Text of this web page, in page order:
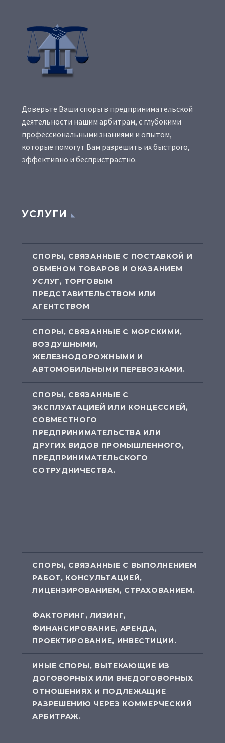
Доверьте Ваши споры в предпринимательской
деятельности нашим арбитрам, с глубокими
профессиональными знаниями и опытом,
которые помогут Вам разрешить их быстрого,
эффективно и беспристрастно.
УСЛУГИ
СПОРЫ, СВЯЗАННЫЕ С ПОСТАВКОЙ И
ОБМЕНОМ ТОВАРОВ И ОКАЗАНИЕМ
УСЛУГ, ТОРГОВЫМ
ПРЕДСТАВИТЕЛЬСТВОМ ИЛИ
АГЕНТСТВОМ
СПОРЫ, СВЯЗАННЫЕ С МОРСКИМИ,
ВОЗДУШНЫМИ,
ЖЕЛЕЗНОДОРОЖНЫМИ И
АВТОМОБИЛЬНЫМИ ПЕРЕВОЗКАМИ.
СПОРЫ, СВЯЗАННЫЕ С
ЭКСПЛУАТАЦИЕЙ ИЛИ КОНЦЕССИЕЙ,
СОВМЕСТНОГО
ПРЕДПРИНИМАТЕЛЬСТВА ИЛИ
ДРУГИХ ВИДОВ ПРОМЫШЛЕННОГО,
ПРЕДПРИНИМАТЕЛЬСКОГО
СОТРУДНИЧЕСТВА.
СПОРЫ, СВЯЗАННЫЕ С ВЫПОЛНЕНИЕМ
РАБОТ, КОНСУЛЬТАЦИЕЙ,
ЛИЦЕНЗИРОВАНИЕМ, СТРАХОВАНИЕМ.
ФАКТОРИНГ, ЛИЗИНГ,
ФИНАНСИРОВАНИЕ, АРЕНДА,
ПРОЕКТИРОВАНИЕ, ИНВЕСТИЦИИ.
ИНЫЕ СПОРЫ, ВЫТЕКАЮЩИЕ ИЗ
ДОГОВОРНЫХ ИЛИ ВНЕДОГОВОРНЫХ
ОТНОШЕНИЯХ И ПОДЛЕЖАЩИЕ
РАЗРЕШЕНИЮ ЧЕРЕЗ КОММЕРЧЕСКИЙ
АРБИТРАЖ.